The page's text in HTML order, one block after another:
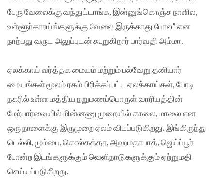
பேரு வேலைக்கு வந்துட்டாங்க, இன்னுங்கொஞ்ச நாளில,
உள்ளூர்காரய்ங்களுக்கு வேலை இருக்காது போல” என
நாற்பது வருட அலுப்புடன் கூறுகிறார் பார்வதி அம்மா.
ஏலக்காய் வர்த்தக மையம் மற்றும் பல்வேறு தனியார்
மையங்கள் மூலம் ரகம் பிரிக்கப்பட்ட ஏலக்காய்கள், போடி
நகரில் உள்ள மத்திய நறுமணப்பொருள் வாரியத்தின்
மேற்பார்வையில் மின்னணு முறையில் காலை, மாலை என
ஒரு நாளைக்கு இருமுறை ஏலம் விடப்படுகிறது. இங்கிருந்து
டெல்லி, மும்பை, கொல்கத்தா, அஹமதாபாத், ஜெய்ப்பூர்
போன்ற இடங்களுக்கும் வெளிநாடுகளுக்கும் ஏற்றுமதி
செய்யப்படுகிறது.